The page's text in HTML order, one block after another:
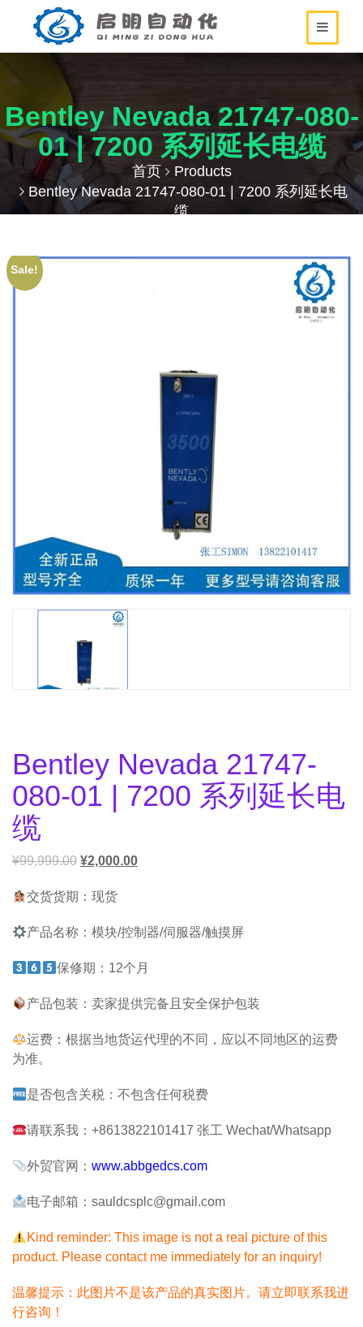
Bentley Nevada 21747-080-
01 | 7200 系列延长电缆
首页
Products
Bentley Nevada 21747-080-01 | 7200 系列延长电
缆
Sale!
Bentley Nevada 21747-
080-01 | 7200 系列延长电
缆
¥99,999.00 ¥2,000.00
交货货期：现货
产品名称：模块/控制器/伺服器/触摸屏
保修期：12个月
产品包装：卖家提供完备且安全保护包装
运费：根据当地货运代理的不同，应以不同地区的运费
为准。
是否包含关税：不包含任何税费
请联系我：+8613822101417 张工 Wechat/Whatsapp
外贸官网：www.abbgedcs.com
电子邮箱：sauldcsplc@gmail.com
Kind reminder: This image is not a real picture of this
product. Please contact me immediately for an inquiry!
温馨提示：此图片不是该产品的真实图片。请立即联系我进
行咨询！